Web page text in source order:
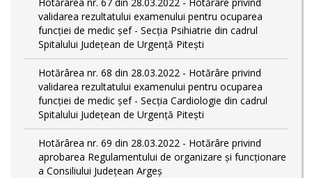
validarea rezultatului examenului pentru ocuparea
funcției de medic șef - Secția Psihiatrie din cadrul
Spitalului Județean de Urgență Pitești
Hotărârea nr. 68 din 28.03.2022 - Hotărâre privind
validarea rezultatului examenului pentru ocuparea
funcției de medic șef - Secția Cardiologie din cadrul
Spitalului Județean de Urgență Pitești
Hotărârea nr. 69 din 28.03.2022 - Hotărâre privind
aprobarea Regulamentului de organizare și funcționare
a Consiliului Județean Argeș